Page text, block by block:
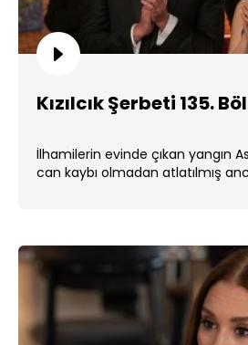
Kızılcık Şerbeti 135.
İlhamilerin evinde çıkan yangın
can kaybı olmadan atlatılmış